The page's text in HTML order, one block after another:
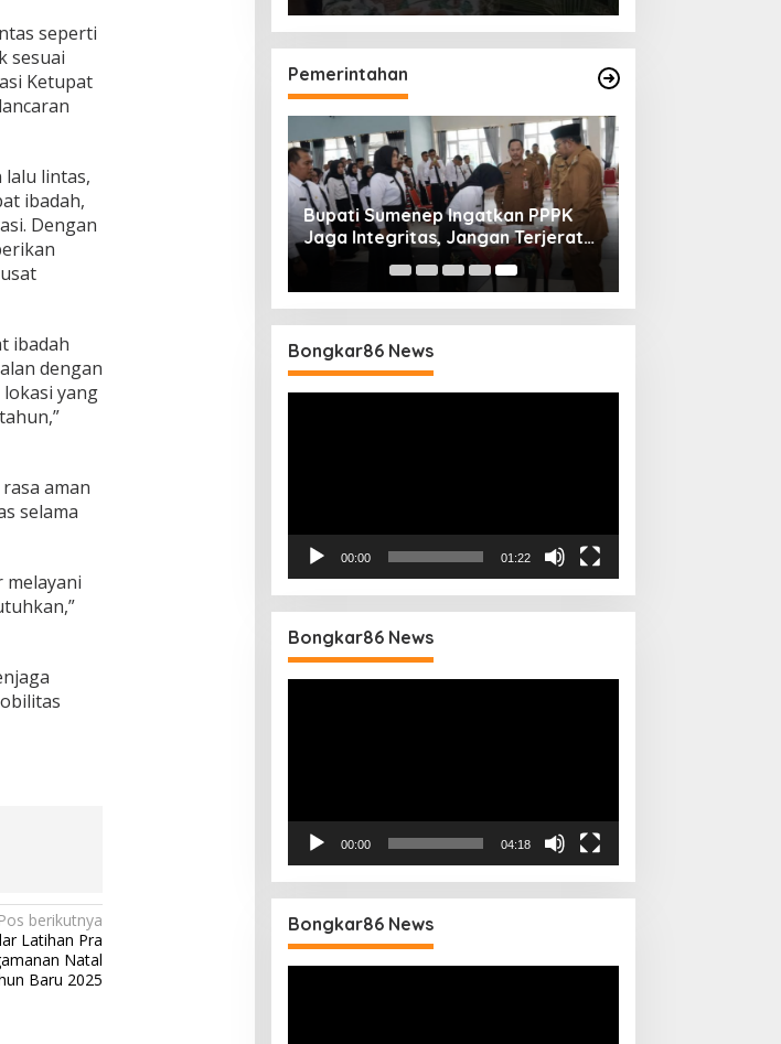
seperti
sesuai
Ketupat
lalu lintas,
ibadah,
Dengan
ibadah
dengan
yang
aman
selama
melayani
Pos berikutnya
Latihan Pra
Natal
Baru 2025
Pemerintahan
Sumenep Resmi Lantik
Effendy Sebagai PJ
Bupati Sumenep Ingatkan PPPK
Jaga Integritas, Jangan Terjerat
Perselingkuhan dan Judi Online
Bongkar86 News
00:00 01:22
Bongkar86 News
00:00 04:18
Bongkar86 News